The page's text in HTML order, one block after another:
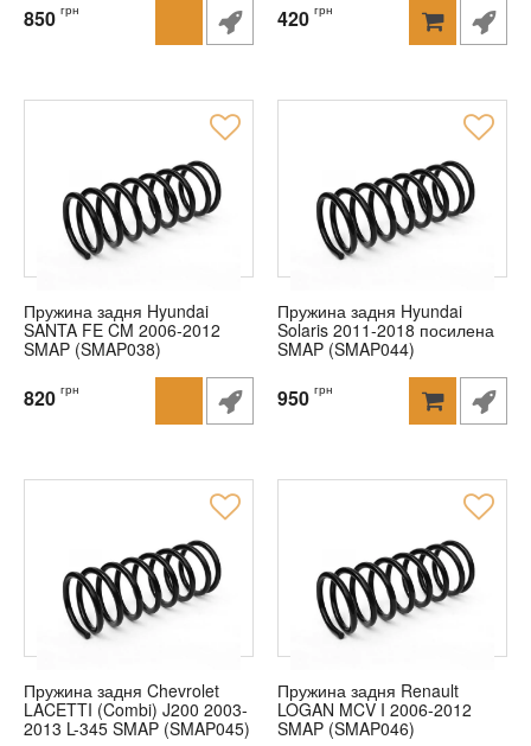
850 грн 420 грн
Пружина задня Hyundai
SANTA FE CM 2006-2012
SMAP (SMAP038)
820 грн
Пружина задня Hyundai
Solaris 2011-2018 посилена
SMAP (SMAP044)
950 грн
Пружина задня Chevrolet
LACETTI (Combi) J200 2003-
2013 L-345 SMAP (SMAP045)
Пружина задня Renault
LOGAN MCV I 2006-2012
SMAP (SMAP046)